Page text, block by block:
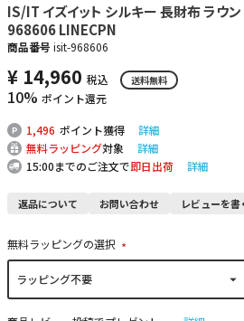
IS/IT イズイット シルキー 長財布 ラウ
968606 LINECPN
商品番号 isit-968606
¥ 14,960 税込 送料無料
10% ポイント還元
1,496 ポイント獲得
詳細
無料ラッピング対象
詳細
15:00までのご注文で即日出荷 詳細
返品について お問い合わせ レビューを書
無料ラッピングの選択
(